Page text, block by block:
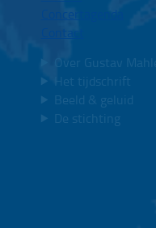
Over Gustav
Het tijdschrift
Beeld & geluid
De stichting